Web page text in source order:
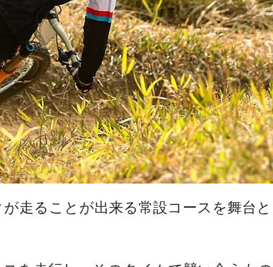
走ることが出来る常設コースを舞台